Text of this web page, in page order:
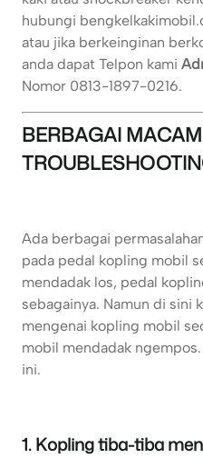
hubungi
atau jika berkeinginan
anda dapat Telpon kami
Nomor 0813-1897-0216.
BERBAGAI MACAM
Ada berbagai
pada pedal kopling mobil
mendadak los, pedal
sebagainya. Namun di sini
mengenai kopling mobil
mobil mendadak
ini.
1. Kopling tiba-tiba